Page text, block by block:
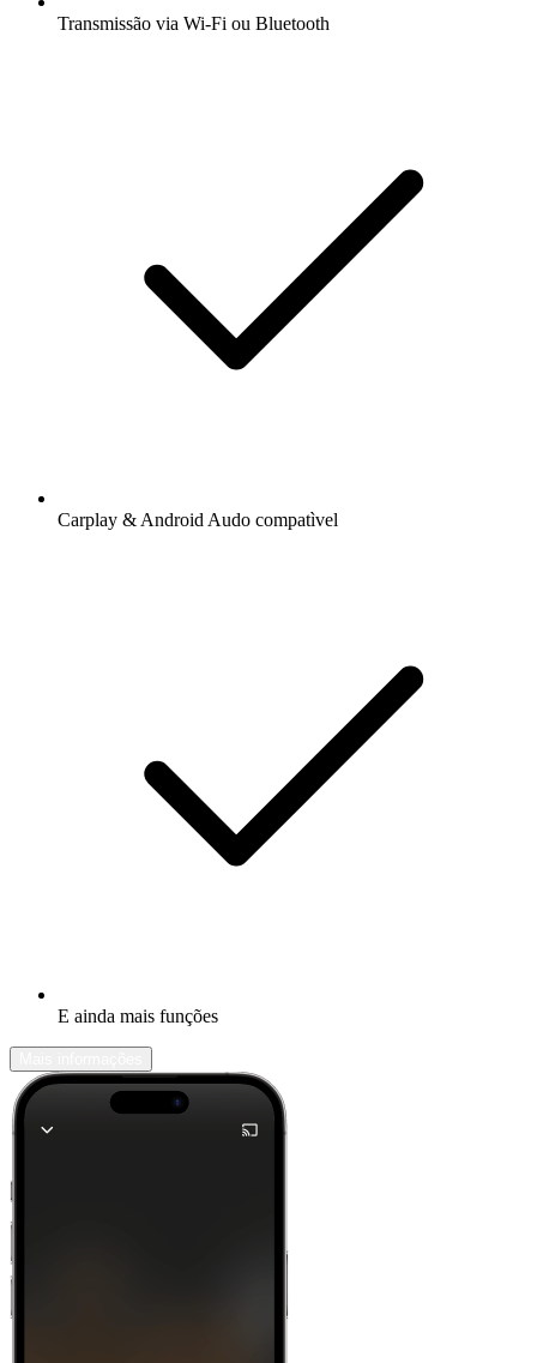
Transmissão via Wi-Fi ou Bluetooth
Carplay & Android Audo compatìvel
E ainda mais funções